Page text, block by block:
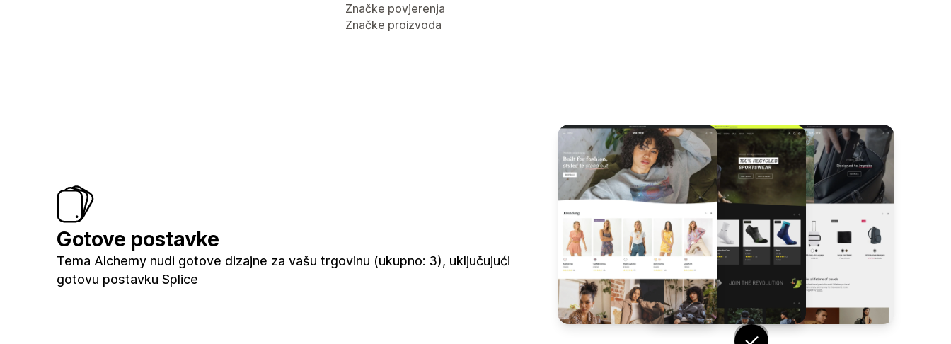
Značke povjerenja
Značke proizvoda
Gotove postavke
Tema Alchemy nudi gotove dizajne za vašu trgovinu (ukupno: 3), uključujući
gotovu postavku Splice